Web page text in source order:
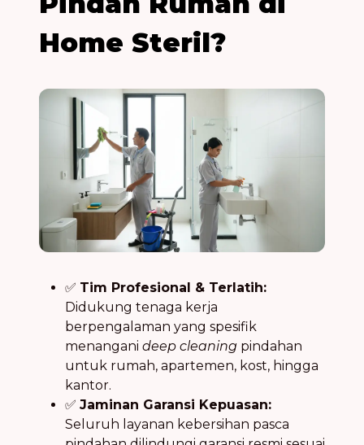
Home Steril?
✅ Tim Profesional & Terlatih:
Didukung tenaga kerja
berpengalaman yang spesifik
menangani deep cleaning pindahan
untuk rumah, apartemen, kost, hingga
kantor.
✅ Jaminan Garansi Kepuasan:
Seluruh layanan kebersihan pasca